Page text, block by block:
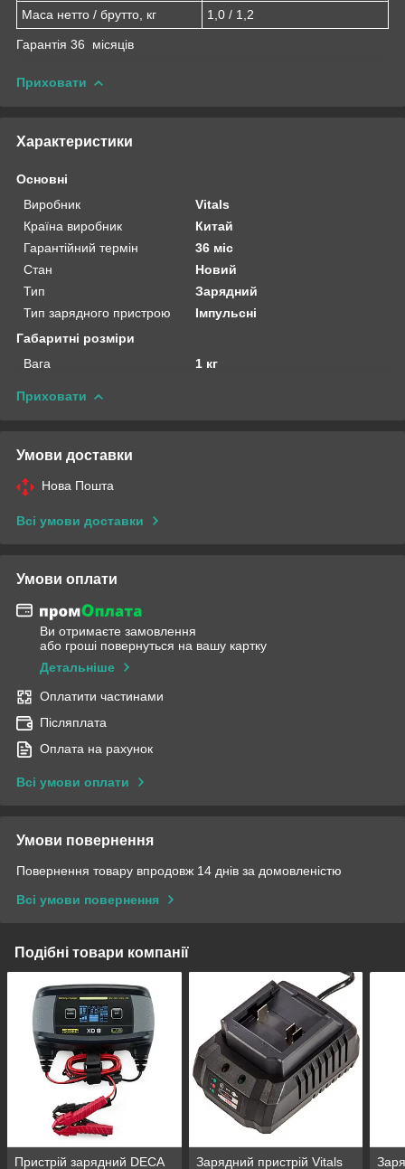
Маса нетто / брутто, кг
1,0 / 1,2
Гарантія 36 місяців
Приховати
Характеристики
Основні
Виробник
Vitals
Країна виробник
Китай
Гарантійний термін
36 міс
Стан
Новий
Тип
Зарядний
Тип зарядного пристрою
Імпульсні
Габаритні розміри
Вага
1 кг
Приховати
Умови доставки
Нова Пошта
Всі умови доставки
Умови оплати
Ви отримаєте замовлення
або гроші повернуться на вашу картку
Детальніше
Оплатити частинами
Післяплата
Оплата на рахунок
Всі умови оплати
Умови повернення
Повернення товару впродовж 14 днів за домовленістю
Всі умови повернення
Подібні товари компанії
Пристрій зарядний DECA
Зарядний пристрій Vitals